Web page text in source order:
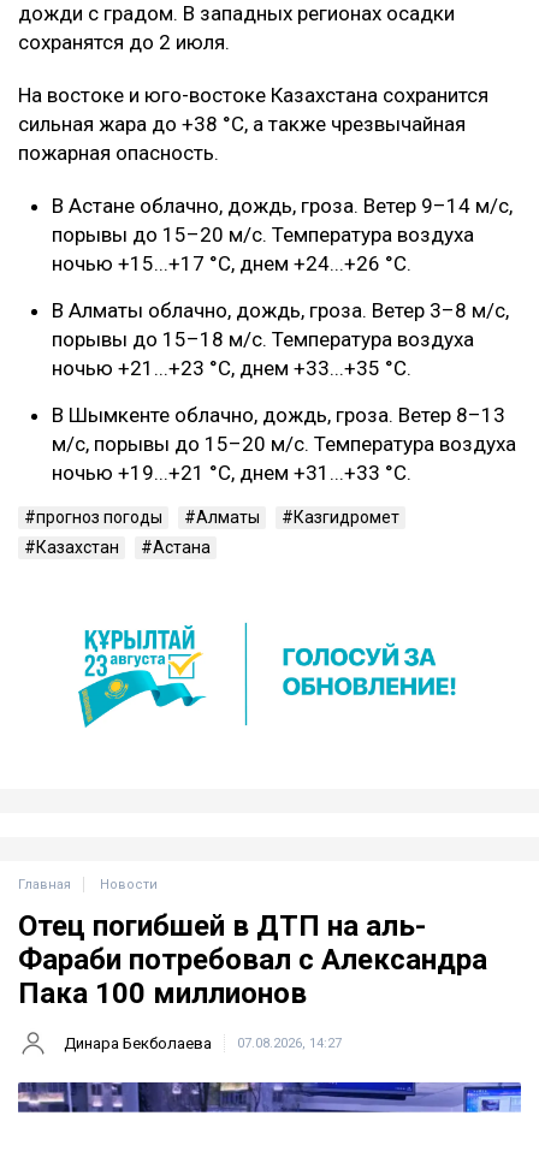
дожди с градом. В западных регионах осадки
сохранятся до 2 июля.
На востоке и юго-востоке Казахстана сохранится
сильная жара до +38 °C, а также чрезвычайная
пожарная опасность.
В Астане облачно, дождь, гроза. Ветер 9–14 м/с,
порывы до 15–20 м/с. Температура воздуха
ночью +15...+17 °C, днем +24...+26 °C.
В Алматы облачно, дождь, гроза. Ветер 3–8 м/с,
порывы до 15–18 м/с. Температура воздуха
ночью +21...+23 °C, днем +33...+35 °C.
В Шымкенте облачно, дождь, гроза. Ветер 8–13
м/с, порывы до 15–20 м/с. Температура воздуха
ночью +19...+21 °C, днем +31...+33 °C.
прогноз погоды Алматы
Казгидромет
Казахстан
Астана